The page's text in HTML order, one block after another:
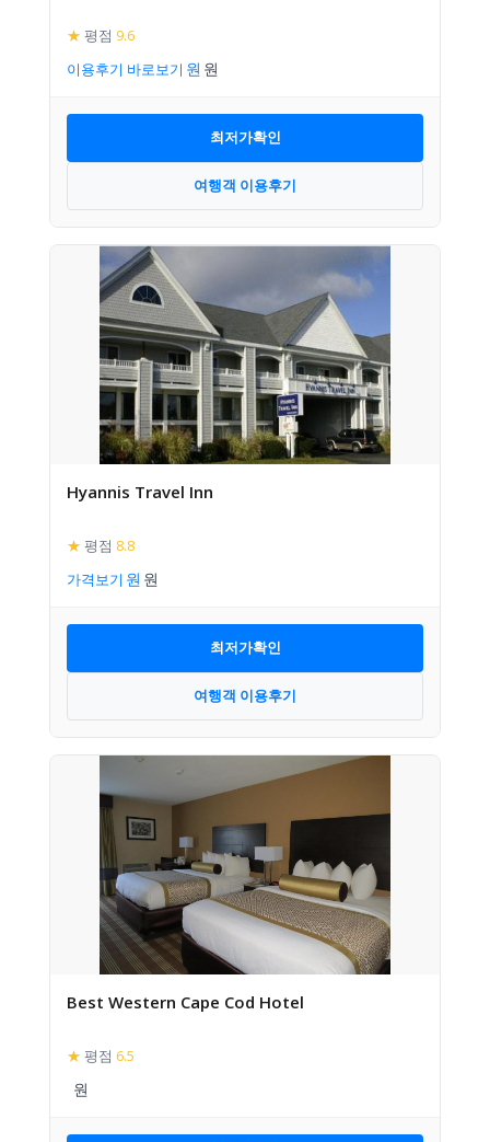
★ 평점 9.6
이용후기 바로보기
최저가확인
여행객 이용후기
Hyannis Travel Inn
★ 평점 8.8
가격보기
최저가확인
여행객 이용후기
Best Western Cape Cod Hotel
★ 평점 6.5